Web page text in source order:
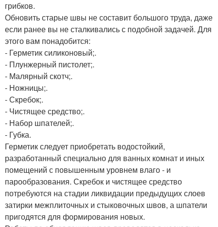
грибков.
Обновить старые швы не составит большого труда, даже
если ранее вы не сталкивались с подобной задачей. Для
этого вам понадобится:
- Герметик силиконовый;.
- Плунжерный пистолет;.
- Малярный скотч;.
- Ножницы;.
- Скребок;.
- Чистящее средство;.
- Набор шпателей;.
- Губка.
Герметик следует приобретать водостойкий,
разработанный специально для ванных комнат и иных
помещений с повышенным уровнем влаго - и
парообразования. Скребок и чистящее средство
потребуются на стадии ликвидации предыдущих слоев
затирки межплиточных и стыковочных швов, а шпатели
пригодятся для формирования новых.